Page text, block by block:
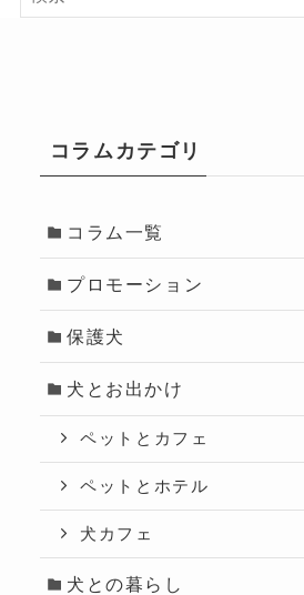
コラムカテゴリ
コラム一覧
プロモーション
保護犬
犬とお出かけ
ペットとカフェ
ペットとホテル
犬カフェ
犬との暮らし